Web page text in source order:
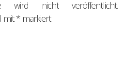
wird nicht veröffentlicht.
mit*markiert